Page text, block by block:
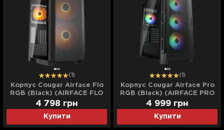
(1)
Корпус Cougar Airface Flo
RGB (Black) (AIRFACE FLO
RGB)
Купити
4 798 грн
(1)
Корпус Cougar Airface Pro
RGB (Black) (AIRFACE PRO
RGB)
Купити
4 999 грн